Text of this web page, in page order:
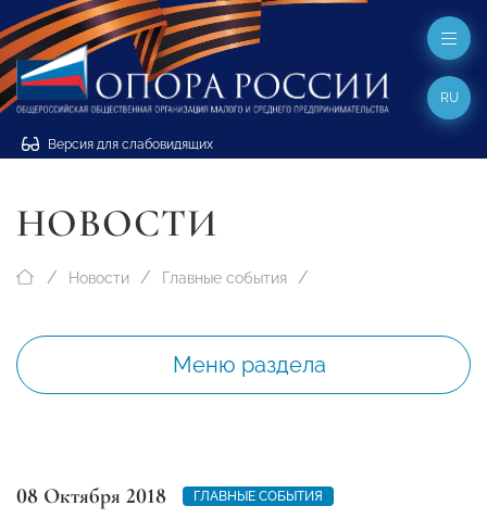
Версия для слабовидящих
RU
НОВОСТИ
Новости Главные события
Меню раздела
08 Октября 2018 ГЛАВНЫЕ СОБЫТИЯ